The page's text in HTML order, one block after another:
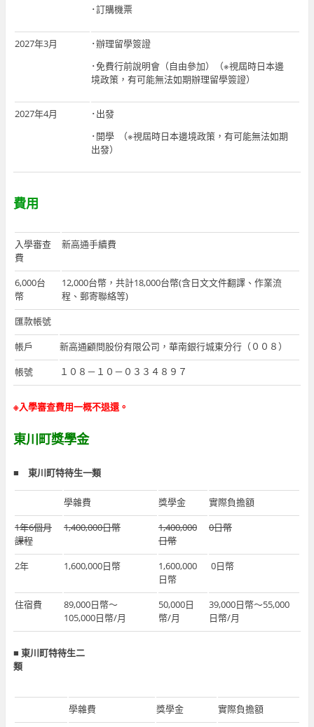
･訂購機票
2027年3月
･辦理留學簽證
･免費行前說明會（自由參加）（※視屆時日本邊
境政策，有可能無法如期辦理留學簽證）
2027年4月
･出發
･開學 （※視屆時日本邊境政策，有可能無法如期
出發）
費用
入學審查
費
新高通手續費
6,000台
幣
12,000台幣，共計18,000台幣(含日文文件翻譯、作業流
程、郵寄聯絡等)
匯款帳號
帳戶
新高通顧問股份有限公司，華南銀行城東分行（００８）
帳號
１０８－１０－０３３４８９７
※入學審查費用一概不退還。
東川町獎學金
■ 東川町特待生一類
學雜費 獎學金
實際負擔額
1年6個月
課程
1,400,000日幣
1,400,000
日幣
0日幣
2年 1,600,000日幣
1,600,000
日幣
0日幣
住宿費
89,000日幣～
105,000日幣/月
50,000日
幣/月
39,000日幣～55,000
日幣/月
■ 東川町特待生二
類
學雜費 獎學金
實際負擔額